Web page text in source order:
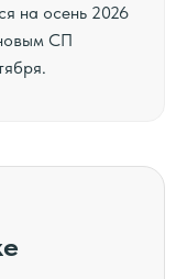
на осень 2026
СП